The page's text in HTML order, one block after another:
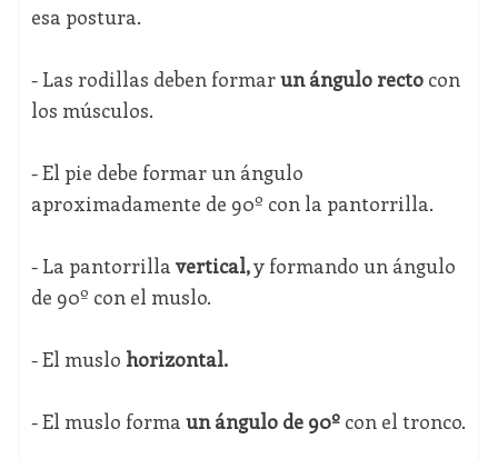
esa postura.
- Las rodillas deben formarun ángulo rectocon
los músculos.
- El pie debe formar un ángulo
aproximadamente de 90º con la pantorrilla.
- La pantorrilla vertical,y formando un ángulo
de 90º con el muslo.
- El muslo horizontal.
- El muslo forma un ángulo de 90ºcon el tronco.